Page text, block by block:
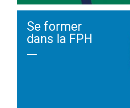
Se former
dans la FPH